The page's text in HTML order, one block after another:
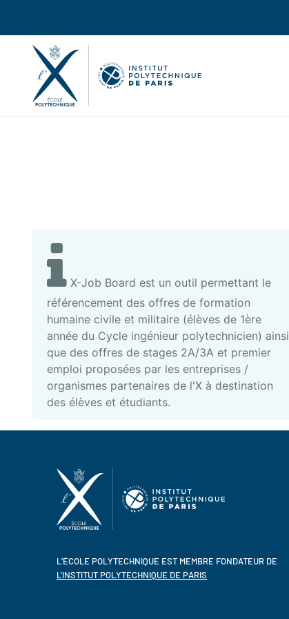
X-Job Board est un outil permettant le
référencement des offres de formation
humaine civile et militaire (élèves de 1ère
année du Cycle ingénieur polytechnicien) ainsi
que des offres de stages 2A/3A et premier
emploi proposées par les entreprises /
organismes partenaires de l'X à destination
des élèves et étudiants.
L’ÉCOLE POLYTECHNIQUE EST MEMBRE FONDATEUR DE
L'INSTITUT POLYTECHNIQUE DE PARIS